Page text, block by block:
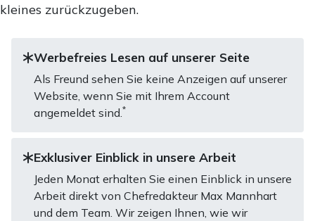
kleines zurückzugeben.
Werbefreies Lesen auf unserer Seite
Als Freund sehen Sie keine Anzeigen auf unserer
Website, wenn Sie mit Ihrem Account
angemeldet sind.*
Exklusiver Einblick in unsere Arbeit
Jeden Monat erhalten Sie einen Einblick in unsere
Arbeit direkt von Chefredakteur Max Mannhart
und dem Team. Wir zeigen Ihnen, wie wir